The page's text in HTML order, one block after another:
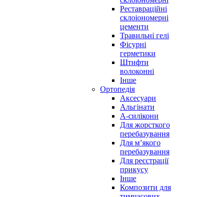
Реставраційні
склоіономерні
цементи
Травильні гелі
Фісурні
герметики
Штифти
волоконні
Інше
Ортопедія
Аксесуари
Альгінати
А-силікони
Для жорсткого
перебазування
Для м’якого
перебазування
Для реєстрації
прикусу
Інше
Композити для